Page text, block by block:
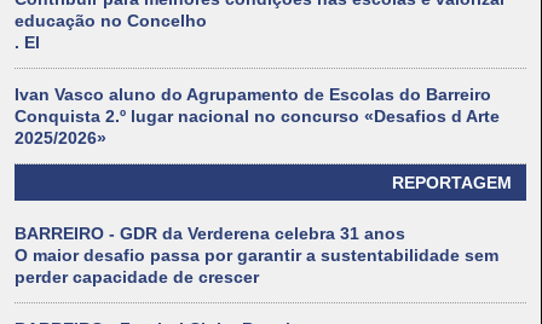
educação no Concelho
. El
Ivan Vasco aluno do Agrupamento de Escolas do Barreiro
Conquista 2.º lugar nacional no concurso «Desafios d Arte
2025/2026»
REPORTAGEM
BARREIRO - GDR da Verderena celebra 31 anos
O maior desafio passa por garantir a sustentabilidade sem
perder capacidade de crescer